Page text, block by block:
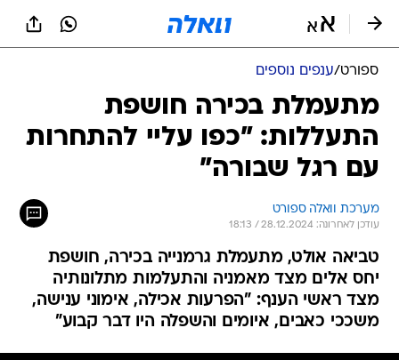
ספורט/ענפים נוספים
מתעמלת בכירה חושפת
התעללות: "כפו עליי להתחרות
עם רגל שבורה"
מערכת וואלה ספורט
עודכן לאחרונה: 28.12.2024 / 18:13
טביאה אולט, מתעמלת גרמנייה בכירה, חושפת
יחס אלים מצד מאמניה והתעלמות מתלונותיה
מצד ראשי הענף: "הפרעות אכילה, אימוני ענישה,
משככי כאבים, איומים והשפלה היו דבר קבוע"